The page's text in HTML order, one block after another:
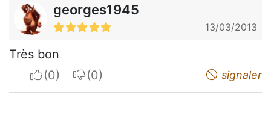
georges1945
13/03/2013
Très bon
I apreciateI do not appreciate signaler